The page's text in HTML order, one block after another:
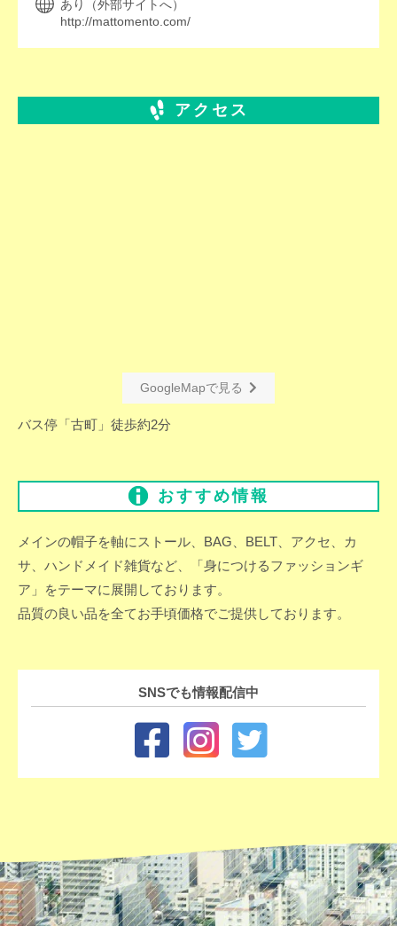
あり（外部サイトへ）
http://mattomento.com/
GoogleMapで見る
アクセス
バス停「古町」徒歩約2分
おすすめ情報
メインの帽子を軸にストール、BAG、BELT、アクセ、カ
サ、ハンドメイド雑貨など、「身につけるファッションギ
ア」をテーマに展開しております。
品質の良い品を全てお手頃価格でご提供しております。
SNSでも情報配信中